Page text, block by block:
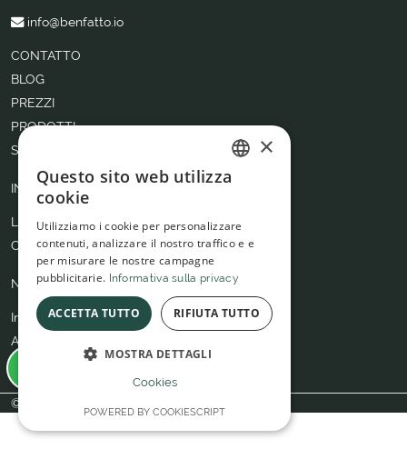
info@benfatto.io
CONTATTO
BLOG
PREZZI
PRODOTTI
SERVIZI
INFO UTILI
Lavora con noi
Chi siamo
NOTE LEGALI
Informativa sulla privacy
Avviso legale
Informativa sui cookies
© Benfatto 2026
×
Questo sito web utilizza
cookie
Utilizziamo i cookie per personalizzare
contenuti, analizzare il nostro traffico e e
per misurare le nostre campagne
pubblicitarie. Informativa sulla privacy
ACCETTA TUTTO RIFIUTA TUTTO
MOSTRA DETTAGLI
Cookies
POWERED BY COOKIESCRIPT